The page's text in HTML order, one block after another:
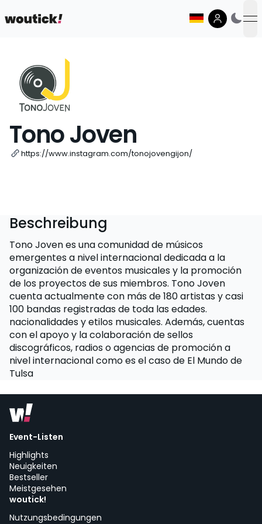
Tono Joven
https://www.instagram.com/tonojovengijon/
Beschreibung
Tono Joven es una comunidad de músicos
emergentes a nivel internacional dedicada a la
organización de eventos musicales y la promoción
de los proyectos de sus miembros. Tono Joven
cuenta actualmente con más de 180 artistas y casi
100 bandas registradas de toda las edades.
nacionalidades y etilos musicales. Además, cuentas
con el apoyo y la colaboración de sellos
discográficos, radios o agencias de promoción a
nivel internacional como es el caso de El Mundo de
Tulsa
Event-Listen
Highlights
Neuigkeiten
Bestseller
Meistgesehen
woutick!
Nutzungsbedingungen